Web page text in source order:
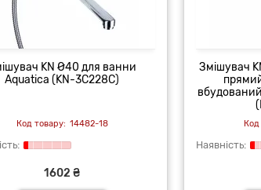
KN Ø40 для ванни
Aquatica (KN-3C228C)
14482-18
1602 ₴
Змішувач